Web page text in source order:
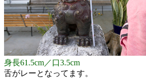
身長61.5cm／口3.5cm
舌がレーとなってます。